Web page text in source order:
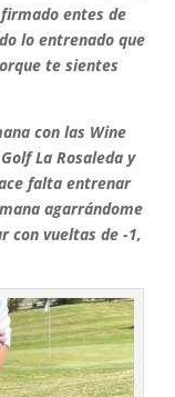
entes de
lo entrenado que
te sientes
con las Wine
La Rosaleda y
falta entrenar
agarrándome
con vueltas de -1,